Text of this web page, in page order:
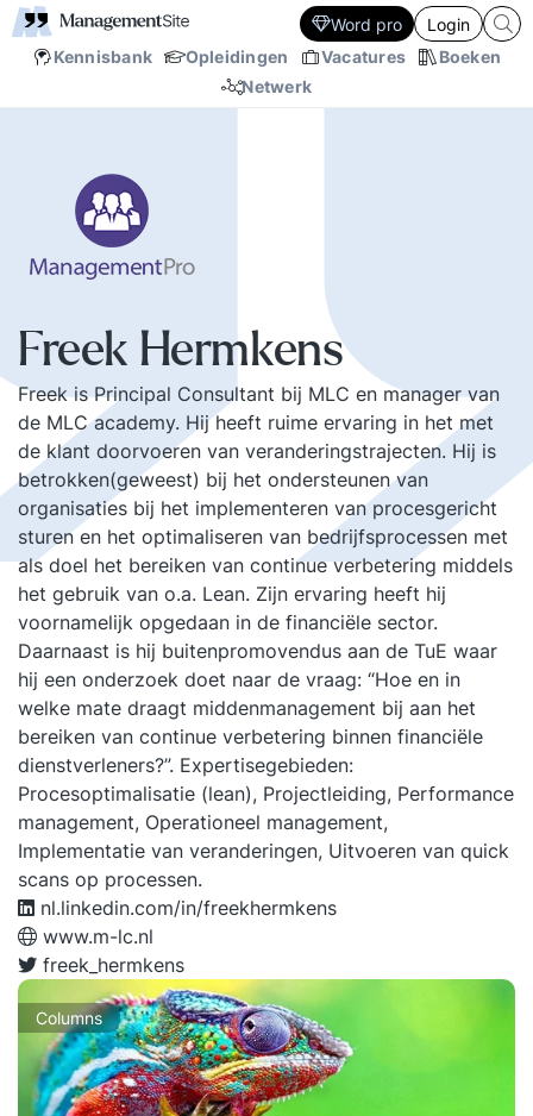
Kennisbank Opleidingen Vacatures
Boeken
Netwerk
Word pro Login
Freek Hermkens
Freek is Principal Consultant bij MLC en manager van
de MLC academy. Hij heeft ruime ervaring in het met
de klant doorvoeren van veranderingstrajecten. Hij is
betrokken(geweest) bij het ondersteunen van
organisaties bij het implementeren van procesgericht
sturen en het optimaliseren van bedrijfsprocessen met
als doel het bereiken van continue verbetering middels
het gebruik van o.a. Lean. Zijn ervaring heeft hij
voornamelijk opgedaan in de financiële sector.
Daarnaast is hij buitenpromovendus aan de TuE waar
hij een onderzoek doet naar de vraag: “Hoe en in
welke mate draagt middenmanagement bij aan het
bereiken van continue verbetering binnen financiële
dienstverleners?”. Expertisegebieden:
Procesoptimalisatie (lean), Projectleiding, Performance
management, Operationeel management,
Implementatie van veranderingen, Uitvoeren van quick
scans op processen.
nl.linkedin.com/in/freekhermkens
www.m-lc.nl
freek_hermkens
Columns